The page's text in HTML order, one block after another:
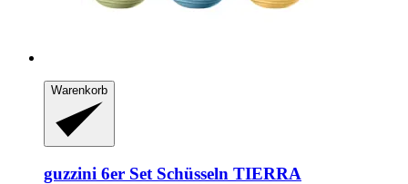
Warenkorb
guzzini 6er Set Schüsseln TIERRA